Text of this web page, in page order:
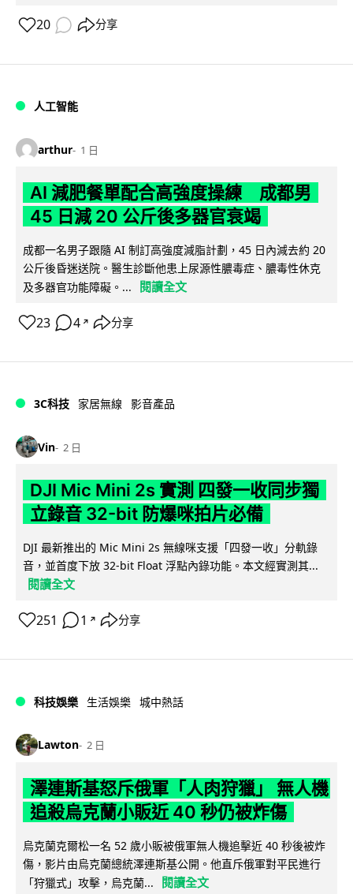
20 分享
人工智能
arthur 1 日
AI 減肥餐單配合高強度操練 成都男
45 日減 20 公斤後多器官衰竭
成都一名男子跟隨 AI 制訂高強度減脂計劃，45 日內減去約 20
公斤後昏迷送院。醫生診斷他患上尿源性膿毒症、膿毒性休克
及多器官功能障礙。...
閱讀全文
23 4 ↗ 分享
3C科技 家居無線 影音產品
Vin 2 日
DJI Mic Mini 2s 實測 四發一收同步獨
立錄音 32-bit 防爆咪拍片必備
DJI 最新推出的 Mic Mini 2s 無線咪支援「四發一收」分軌錄
音，並首度下放 32-bit Float 浮點內錄功能。本文經實測其...
閱讀全文
251 1 ↗ 分享
科技娛樂 生活娛樂 城中熱話
Lawton 2 日
澤連斯基怒斥俄軍「人肉狩獵」 無人機
追殺烏克蘭小販近 40 秒仍被炸傷
烏克蘭克爾松一名 52 歲小販被俄軍無人機追擊近 40 秒後被炸
傷，影片由烏克蘭總統澤連斯基公開。他直斥俄軍對平民進行
「狩獵式」攻擊，烏克蘭...
閱讀全文